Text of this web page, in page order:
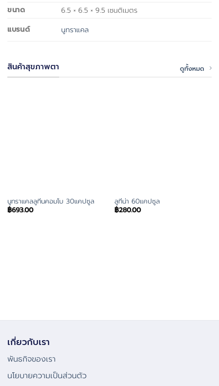
ขนาด
6.5 × 6.5 × 9.5 เซนติเมตร
แบรนด์
นูทราแคล
สินค้าสุขภาพตา ดูทั้งหมด
นูทราแคลลูทีนคอมโบ 30แคปซูล
฿693.00
ลูทีน่า 60แคปซูล
฿280.00
เกี่ยวกับเรา
พันธกิจของเรา
นโยบายความเป็นส่วนตัว